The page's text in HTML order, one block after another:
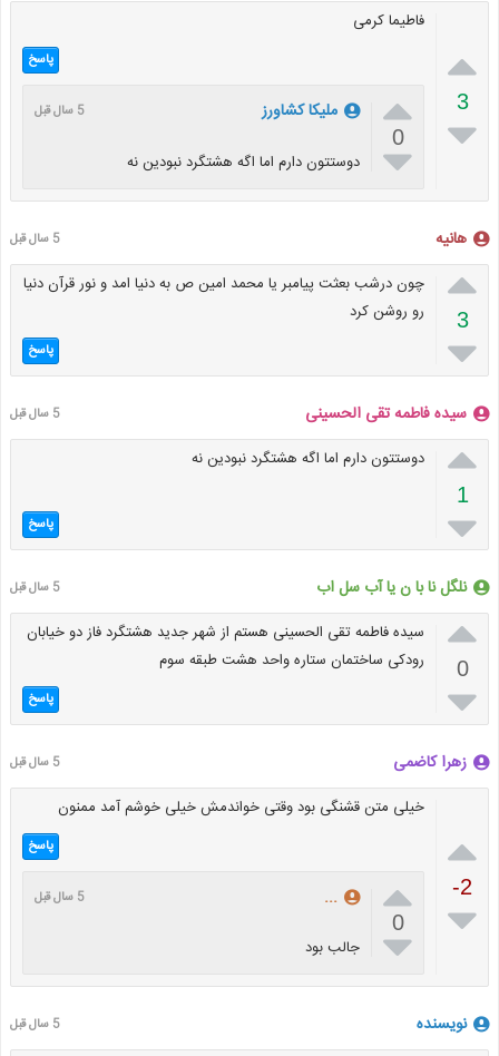

3

فاطیما کرمی
پاسخ

0

ملیکا کشاورز 5 سال قبل
دوستتون دارم اما اگه هشتگرد نبودین نه
هانیه 5 سال قبل

3

چون درشب بعثت پیامبر یا محمد امین ص به دنیا امد و نور قرآن دنیا
رو روشن کرد
پاسخ
سیده فاطمه تقی الحسینی 5 سال قبل

1

دوستتون دارم اما اگه هشتگرد نبودین نه
پاسخ
نلگل نا با ن یا آب سل اب 5 سال قبل

0

سیده فاطمه تقی الحسینی هستم از شهر جدید هشتگرد فاز دو خیابان
رودکی ساختمان ستاره واحد هشت طبقه سوم
پاسخ
زهرا کاضمی 5 سال قبل

-2

خیلی متن قشنگی بود وقتی خواندمش خیلی خوشم آمد ممنون
پاسخ

0

... 5 سال قبل
جالب بود
نویسنده 5 سال قبل